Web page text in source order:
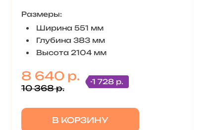
Размеры:
Ширина 551 мм
Глубина 383 мм
Высота 2104 мм
8 640 р.
10 368 р.
-1 728 р.
В КОРЗИНУ